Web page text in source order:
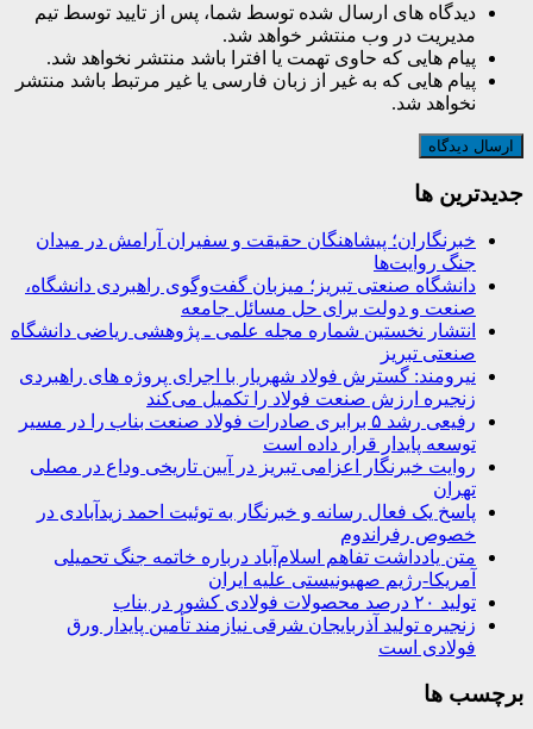
دیدگاه های ارسال شده توسط شما، پس از تایید توسط تیم
مدیریت در وب منتشر خواهد شد.
پیام هایی که حاوی تهمت یا افترا باشد منتشر نخواهد شد.
پیام هایی که به غیر از زبان فارسی یا غیر مرتبط باشد منتشر
نخواهد شد.
جديدترين ها
خبرنگاران؛ پیشاهنگان حقیقت و سفیران آرامش در میدان
جنگ روایت‌ها
دانشگاه صنعتی تبریز؛ میزبان گفت‌وگوی راهبردی دانشگاه،
صنعت و دولت برای حل مسائل جامعه
انتشار نخستین شماره مجله علمی ـ پژوهشی ریاضی دانشگاه
صنعتی تبریز
نیرومند: گسترش فولاد شهریار با اجرای پروژه های راهبردی
زنجیره ارزش صنعت فولاد را تکمیل می‌کند
رفیعی رشد ۵ برابری صادرات فولاد صنعت بناب را در مسیر
توسعه پایدار قرار داده است
روایت خبرنگار اعزامی تبریز در آیین تاریخی وداع در مصلی
تهران
پاسخ یک فعال رسانه و خبرنگار به توئیت احمد زیدآبادی در
خصوص رفراندوم
متن یادداشت تفاهم اسلام‌آباد درباره خاتمه جنگ تحمیلی
آمریکا-رژیم صهیونیستی علیه ایران
تولید ۲۰ درصد محصولات فولادی کشور در بناب
زنجیره تولید آذربایجان شرقی نیازمند تأمین پایدار ورق
فولادی است
برچسب ها